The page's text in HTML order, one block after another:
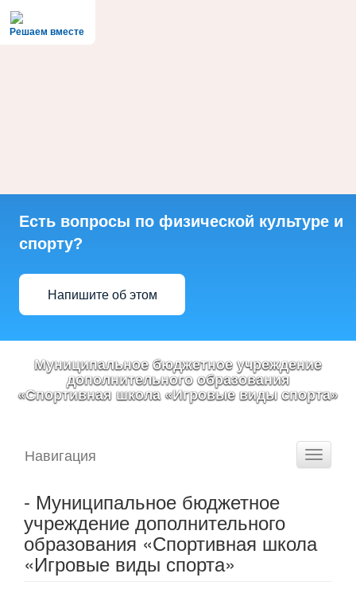
Решаем вместе
Есть вопросы по физической культуре и
спорту?
Напишите об этом
Муниципальное бюджетное учреждение
дополнительного образования
«Спортивная школа «Игровые виды спорта»
Toggle
Навигация
- Муниципальное бюджетное
учреждение дополнительного
образования «Спортивная школа
«Игровые виды спорта»